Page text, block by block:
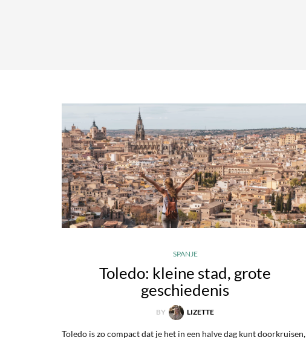
SPANJE
Toledo: kleine stad, grote
geschiedenis
BY LIZETTE
Toledo is zo compact dat je het in een halve dag kunt doorkruisen,